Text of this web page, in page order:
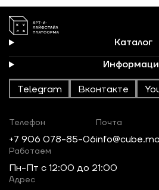
Каталог
Telegram Вконтакте
Телефон
+7 906 078-85-06
Почта
Работаем
Пн-Пт c 12:00 до 21:00
Адрес